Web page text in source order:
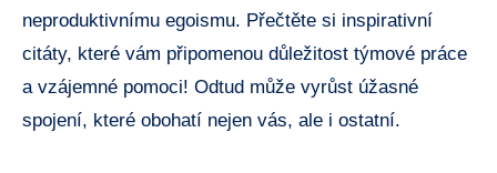
neproduktivnímu egoismu. Přečtěte si inspirativní
citáty, které vám připomenou důležitost týmové práce
a vzájemné pomoci! Odtud může vyrůst úžasné
spojení, které obohatí nejen vás, ale i ostatní.